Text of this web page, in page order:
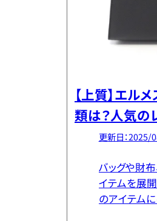
【上質】エル
類は？人気の
材まで魅力
更新日：2025/
バッグや財
イテムを展開
のアイテム